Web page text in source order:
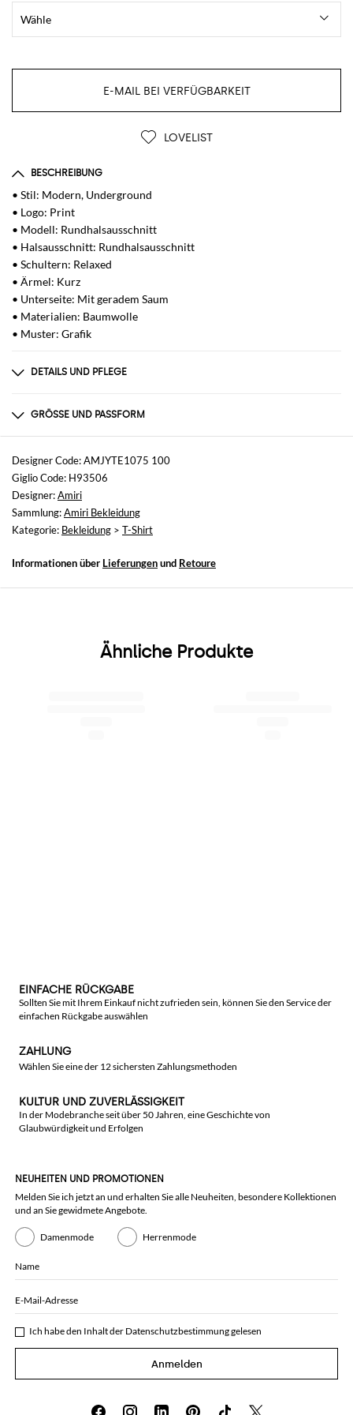
E-MAIL BEI VERFÜGBARKEIT
LOVELIST
BESCHREIBUNG
• Stil: Modern, Underground
• Logo: Print
• Modell: Rundhalsausschnitt
• Halsausschnitt: Rundhalsausschnitt
• Schultern: Relaxed
• Ärmel: Kurz
• Unterseite: Mit geradem Saum
• Materialien: Baumwolle
• Muster: Grafik
DETAILS UND PFLEGE
100% COTTON
GRÖSSE UND PASSFORM
Größen
nicht verfügbar
Größe und Passform
Normale Passform
Designer Code: AMJYTE1075 100
Giglio Code: H93506
Designer:Amiri
Sammlung:Amiri Bekleidung
Kategorie: Bekleidung > T-Shirt
Informationen über Lieferungenund Retoure
Ähnliche Produkte
EINFACHE RÜCKGABE
Sollten Sie mit Ihrem Einkauf nicht zufrieden sein, können Sie den Service der
einfachen Rückgabe auswählen
ZAHLUNG
Wählen Sie eine der 12 sichersten Zahlungsmethoden
KULTUR UND ZUVERLÄSSIGKEIT
In der Modebranche seit über 50 Jahren, eine Geschichte von
Glaubwürdigkeit und Erfolgen
NEUHEITEN UND PROMOTIONEN
Melden Sie ich jetzt an und erhalten Sie alle Neuheiten, besondere Kollektionen
und an Sie gewidmete Angebote.
Damenmode Herrenmode
Name
E-Mail-Adresse
Ich habe den Inhalt der Datenschutzbestimmunggelesen
Anmelden